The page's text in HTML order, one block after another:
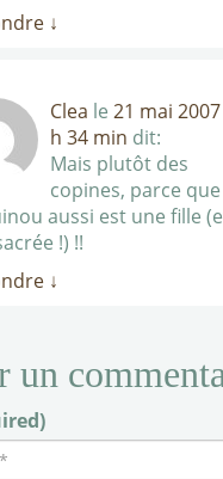
↓
Clea le 21 mai
h 34 min dit:
Mais plutôt des
copines, parce que
aussi est une fille
!) !!
↓
un